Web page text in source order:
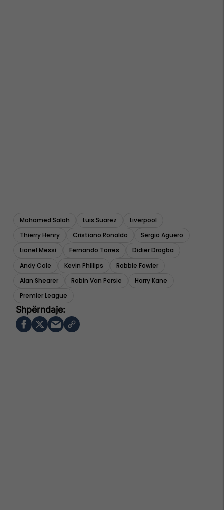
Mohamed Salah Luis Suarez
Liverpool
Thierry Henry
Cristiano Ronaldo
Sergio Aguero
Lionel Messi
Fernando Torres
Didier Drogba
Andy Cole
Kevin Phillips
Robbie Fowler
Alan Shearer
Robin Van Persie
Harry Kane
Premier League